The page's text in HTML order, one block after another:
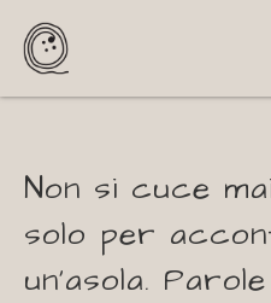
Non si cuce
solo per
un’asola.